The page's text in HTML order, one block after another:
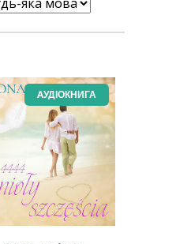
AУДІОКНИГА